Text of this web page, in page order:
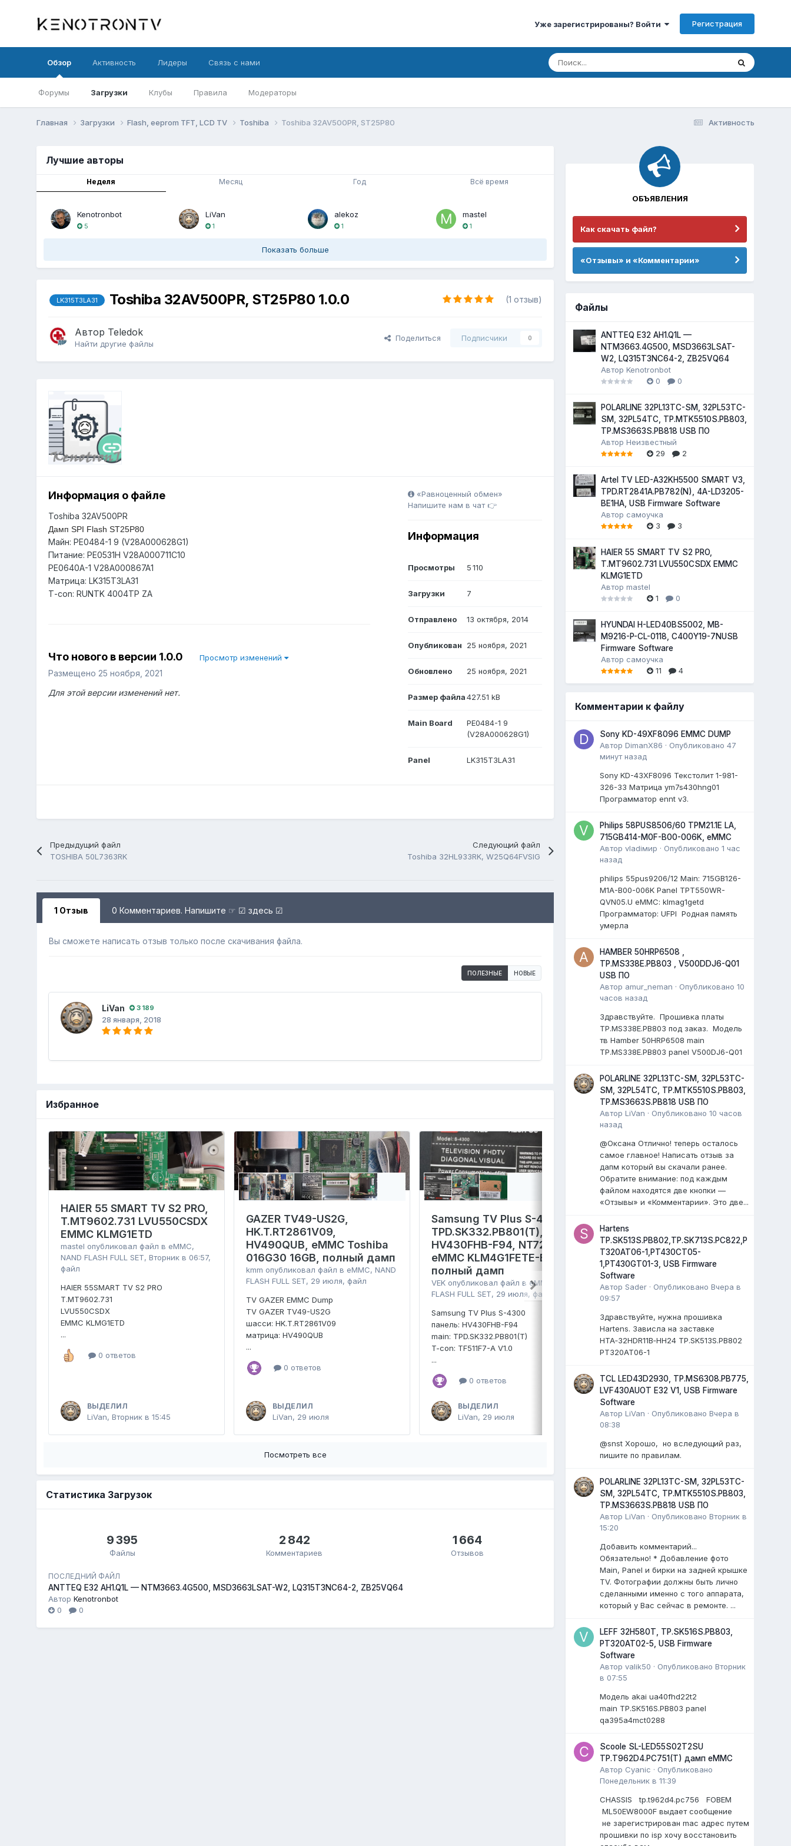
Уже зарегистрированы? Войти Регистрация
Обзор
Форумы Загрузки Клубы Правила Модераторы
Активность Лидеры Связь с нами
Активность
Главная Загрузки Flash, eeprom TFT, LCD TV Toshiba Toshiba 32AV500PR, ST25P80
Лучшие авторы
Неделя Месяц Год Всё время
Kenotronbot
5
LiVan
1
alekoz
1
mastel
1
Показать больше
LK315T3LA31 Toshiba 32AV500PR, ST25P80 1.0.0 (1 отзыв)
Автор Teledok
Найти другие файлы
Поделиться Подписчики 0
Информация о файле
Toshiba 32AV500PR
Дамп SPI Flash ST25P80
Майн: PE0484-1 9 (V28A000628G1)
Питание: PE0531H V28A000711C10
PE0640A-1 V28A000867A1
Матрица: LK315T3LA31
Т-соn: RUNTK 4004TP ZA
Что нового в версии 1.0.0 Просмотр изменений
Размещено 25 ноября, 2021
Для этой версии изменений нет.
«Равноценный обмен»
Напишите нам в чат 👉
Информация
Просмотры 5 110
Загрузки 7
Отправлено 13 октября, 2014
Опубликован 25 ноября, 2021
Обновлено 25 ноября, 2021
Размер файла427.51 kB
Main Board
PE0484-1 9
(V28A000628G1)
Panel LK315T3LA31
Предыдущий файл
TOSHIBA 50L7363RK
Следующий файл
Toshiba 32HL933RK, W25Q64FVSIG
1 Отзыв 0 Комментариев. Напишите ☞ ☑ здесь ☑
Вы сможете написать отзыв только после скачивания файла.
ПОЛЕЗНЫЕ НОВЫЕ
LiVan 3 189
28 января, 2018
Избранное
HAIER 55 SMART TV S2 PRO,
T.MT9602.731 LVU550CSDX
EMMC KLMG1ETD
mastel опубликовал файл в eMMC,
NAND FLASH FULL SET,Вторник в 06:57,
файл
HAIER 55SMART TV S2 PRO
T.MT9602.731
LVU550CSDX
EMMC KLMG1ETD
...
0 ответов
ВЫДЕЛИЛ
LiVan,Вторник в 15:45
GAZER TV49-US2G,
HK.T.RT2861V09,
HV490QUB, eMMC Toshiba
016G30 16GB, полный дамп
kmm опубликовал файл в eMMC, NAND
FLASH FULL SET, 29 июля, файл
TV GAZER EMMC Dump
TV GAZER TV49-US2G
шасси: HK.T.RT2861V09
матрица: HV490QUB
...
0 ответов
ВЫДЕЛИЛ
LiVan, 29 июля
Samsung TV Plus S-4300,
TPD.SK332.PB801(T),
HV430FHB-F94, NT72690,
eMMC KLM4G1FETE-B041,
полный дамп
VEK опубликовал файл в eMMC, NAND
FLASH FULL SET, 29 июля, файл
Samsung TV Plus S-4300
панель: HV430FHB-F94
main: TPD.SK332.PB801(T)
T-con: TF511F7-A V1.0
...
0 ответов
ВЫДЕЛИЛ
LiVan, 29 июля
TP.SK706S.PC822. Damp
eMMC.
avdalev опубликовал файл в
NAND FLASH FULL SET,17 июля
LEFF 50U540S Яндекс ТВ.
Main: TP.SK706S.PC822
Panel: CC500PV5D
...
LiVan,17 июля
Посмотреть все
Статистика Загрузок
9 395
Файлы
2 842
Комментариев
1 664
Отзывов
ПОСЛЕДНИЙ ФАЙЛ
ANTTEQ E32 AH1.Q1L — NTM3663.4G500, MSD3663LSAT-W2, LQ315T3NC64-2, ZB25VQ64
АвторKenotronbot
0
0
ОБЪЯВЛЕНИЯ
Как скачать файл?
«Отзывы» и «Комментарии»
Файлы
ANTTEQ E32 AH1.Q1L —
NTM3663.4G500, MSD3663LSAT-
W2, LQ315T3NC64-2, ZB25VQ64
АвторKenotronbot
0
0
POLARLINE 32PL13TC-SM, 32PL53TC-
SM, 32PL54TC, TP.MTK5510S.PB803,
TP.MS3663S.PB818 USB ПО
АвторНеизвестный
29
2
Artel TV LED-A32KH5500 SMART V3,
TPD.RT2841A.PB782(N), 4A-LD3205-
BE1HA, USB Firmware Software
Автор самоучка
3
3
HAIER 55 SMART TV S2 PRO,
T.MT9602.731 LVU550CSDX EMMC
KLMG1ETD
Авторmastel
1
0
HYUNDAI H-LED40BS5002, MB-
M9216-P-CL-0118, C400Y19-7NUSB
Firmware Software
Автор самоучка
11
4
Комментарии к файлу
Sony KD-49XF8096 EMMC DUMP
АвторDimanX86 · Опубликовано47
минут назад
Sony KD-43XF8096 Текстолит 1-981-
326-33 Матрица ym7s430hng01
Программатор ennt v3.
Philips 58PUS8506/60 TPM21.1E LA,
715GB414-M0F-B00-006K, eMMC
Авторvladiмир · Опубликовано1 час
назад
philips 55pus9206/12 Мain: 715GB126-
M1A-B00-006K Panel TPT550WR-
QVN05.U eMMC: klmag1getd
Программатор: UFPI Родная память
умерла
HAMBER 50HRP6508 ,
TP.MS338E.PB803 , V500DDJ6-Q01
USB ПО
Автор amur_neman · Опубликовано10
часов назад
Здравствуйте. Прошивка платы
TP.MS338E.PB803 под заказ. Модель
тв Hamber 50HRP6508 main
TP.MS338E.PB803 panel V500DJ6-Q01
POLARLINE 32PL13TC-SM, 32PL53TC-
SM, 32PL54TC, TP.MTK5510S.PB803,
TP.MS3663S.PB818 USB ПО
АвторLiVan · Опубликовано10 часов
назад
@Оксана Отлично! теперь осталось
самое главное! Написать отзыв за
дапм который вы скачали ранее.
Обратите внимание: под каждым
файлом находятся две кнопки —
«Отзывы» и «Комментарии». Это две...
Hartens
TP.SK513S.PB802,TP.SK713S.PC822,P
T320AT06-1,PT430CT05-
1,PT430GT01-3, USB Firmware
Software
АвторSader · ОпубликованоВчера в
09:57
Здравствуйте, нужна прошивка
Hartens. Зависла на заставке
HTA‑32HDR11B‑HH24 TP.SK513S.PB802
PT320AT06-1
TCL LED43D2930, TP.MS6308.PB775,
LVF430AUOT E32 V1, USB Firmware
Software
АвторLiVan · ОпубликованоВчера в
08:38
@snst Хорошо, но вследующий раз,
пишите по правилам.
POLARLINE 32PL13TC-SM, 32PL53TC-
SM, 32PL54TC, TP.MTK5510S.PB803,
TP.MS3663S.PB818 USB ПО
АвторLiVan · ОпубликованоВторник в
15:20
Добавить комментарий...
Обязательно! * Добавление фото
Main, Panel и бирки на задней крышке
TV. Фотографии должны быть лично
сделанными именно с того аппарата,
который у Вас сейчас в ремонте. ...
LEFF 32H580T, TP.SK516S.PB803,
PT320AT02-5, USB Firmware
Software
Авторvalik50 · ОпубликованоВторник
в 07:55
Модель akai ua40fhd22t2
main TP.SK516S.PB803 panel
qa395a4mct0288
Scoole SL-LED55S02T2SU
TP.T962D4.PC751(T) дамп eMMC
Автор Cyanic · Опубликовано
Понедельник в 11:39
CHASSIS tp.t962d4.pc756 FOBEM
ML50EW8000F выдает сообщение
не зарегистрирован mac адрес путем
прошивки по isp хочу восстановить